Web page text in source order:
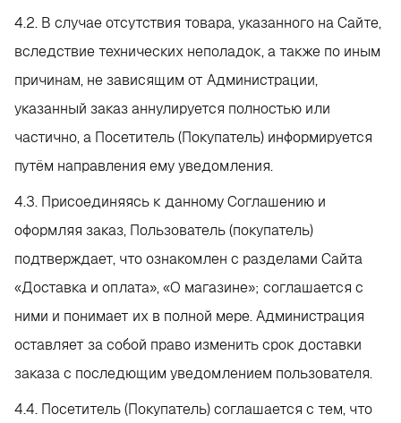
4.2. В случае отсутствия товара, указанного на Сайте,
вследствие технических неполадок, а также по иным
причинам, не зависящим от Администрации,
указанный заказ аннулируется полностью или
частично, а Посетитель (Покупатель) информируется
путём направления ему уведомления.
4.3. Присоединяясь к данному Соглашению и
оформляя заказ, Пользователь (покупатель)
подтверждает, что ознакомлен с разделами Сайта
«Доставка и оплата», «О магазине»; соглашается с
ними и понимает их в полной мере. Администрация
оставляет за собой право изменить срок доставки
заказа с последющим уведомлением пользователя.
4.4. Посетитель (Покупатель) соглашается с тем, что